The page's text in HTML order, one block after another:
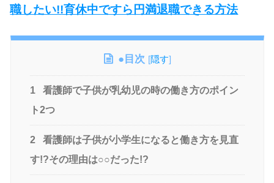
職したい!!育休中ですら円満退職できる方法
●目次 [隠す]
1
看護師で子供が乳幼児の時の働き方のポイン
ト2つ
2
看護師は子供が小学生になると働き方を見直
す!?その理由は○○だった!?